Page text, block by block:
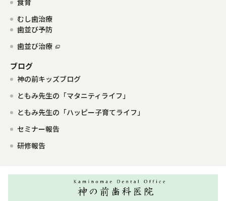
むし歯治療
歯並び予防
歯並び治療
ブログ
神の前キッズブログ
ともみ先生の「マタニティライフ」
ともみ先生の「ハッピー子育てライフ」
セミナー報告
研修報告